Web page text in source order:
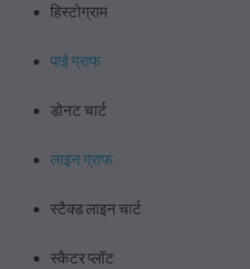
हिस्टोग्राम
पाई ग्राफ
डोनट चार्ट
लाइन ग्राफ
स्टैक्ड लाइन चार्ट
स्कैटर प्लॉट